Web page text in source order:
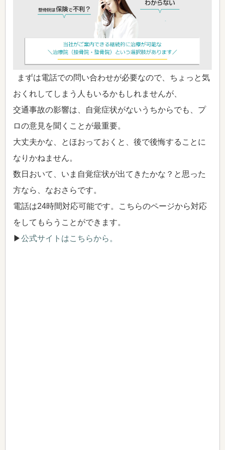
まずは電話での問い合わせが必要なので、ちょっと気
おくれしてしまう人もいるかもしれませんが、
交通事故の影響は、自覚症状がないうちからでも、プ
ロの意見を聞くことが最重要。
大丈夫かな、とほおっておくと、後で後悔することに
なりかねません。
数日おいて、いま自覚症状が出てきたかな？と思った
方なら、なおさらです。
電話は24時間対応可能です。こちらのページから対応
をしてもらうことができます。
▶公式サイトはこちらから。